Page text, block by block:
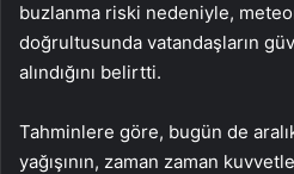
buzlanma riski nedeniyle,
doğrultusunda vatandaşların
alındığını belirtti.
Tahminlere göre, bugün de
yağışının, zaman zaman